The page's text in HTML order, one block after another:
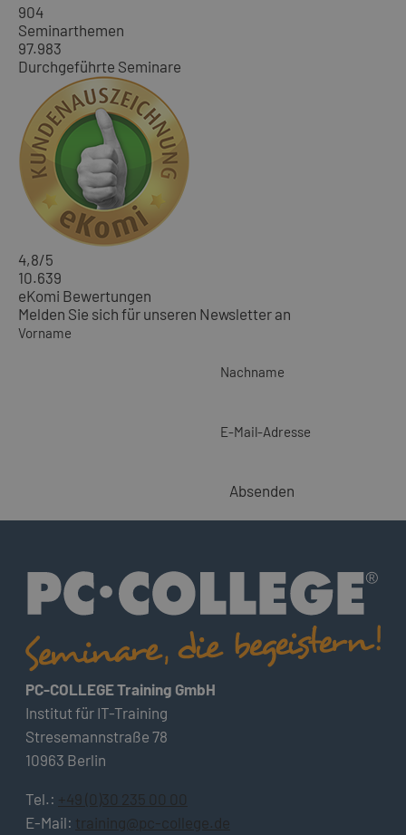
904
Seminarthemen
97.983
Durchgeführte Seminare
4,8/5
10.639
eKomi Bewertungen
Melden Sie sich für unseren Newsletter an
Vorname
Nachname
E-Mail-Adresse
Absenden
PC-COLLEGE Training GmbH
Institut für IT-Training
Stresemannstraße 78
10963 Berlin
Tel.: +49 (0)30 235 00 00
E-Mail: training@pc-college.de